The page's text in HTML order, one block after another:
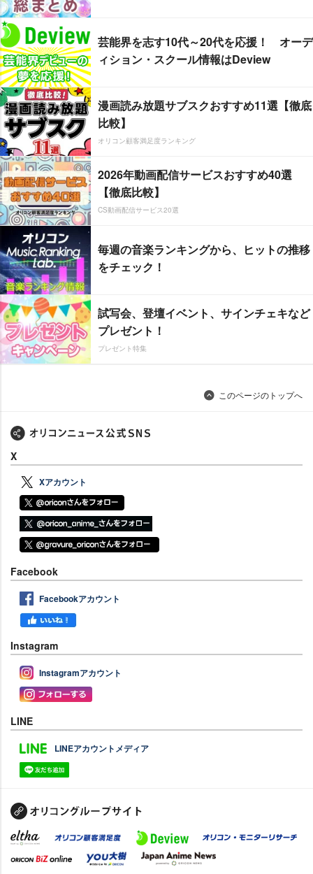
芸能界を志す10代～20代を応援！ オーデ
ィション・スクール情報はDeview
漫画読み放題サブスクおすすめ11選【徹底
比較】
オリコン顧客満足度ランキング
2026年動画配信サービスおすすめ40選
【徹底比較】
CS動画配信サービス20選
毎週の音楽ランキングから、ヒットの推移
をチェック！
試写会、登壇イベント、サインチェキなど
プレゼント！
プレゼント特集
このページのトップへ
X
Xアカウント
Facebook
Facebookアカウント
Instagram
Instagramアカウント
LINE
LINEアカウントメディア